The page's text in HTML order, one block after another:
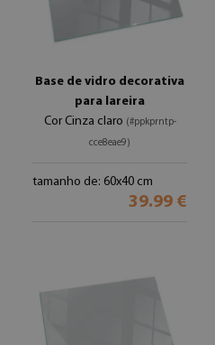
Base de vidro decorativa
para lareira
Cor Cinza claro (#ppkprntp-
cce8eae9)
tamanho de: 60x40 cm
39.99 €